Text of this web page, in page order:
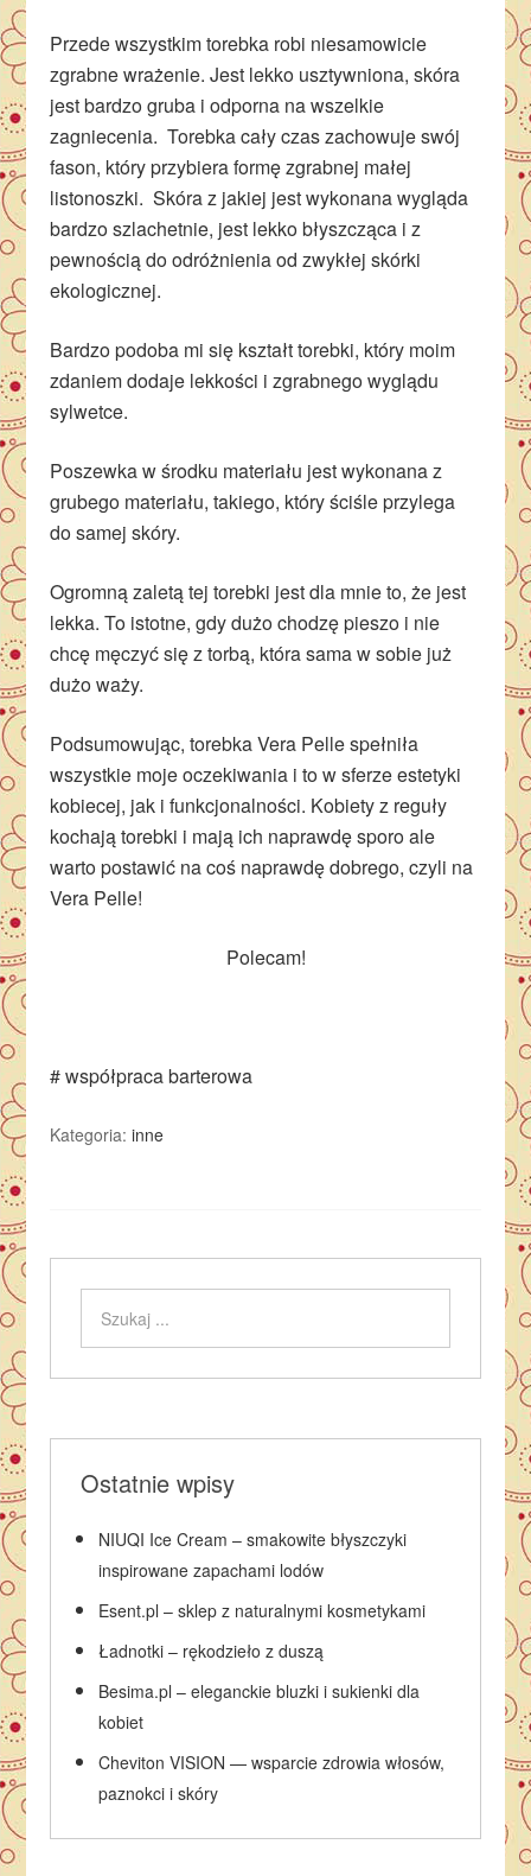
Przede wszystkim torebka robi niesamowicie
zgrabne wrażenie. Jest lekko usztywniona, skóra
jest bardzo gruba i odporna na wszelkie
zagniecenia. Torebka cały czas zachowuje swój
fason, który przybiera formę zgrabnej małej
listonoszki. Skóra z jakiej jest wykonana wygląda
bardzo szlachetnie, jest lekko błyszcząca i z
pewnością do odróżnienia od zwykłej skórki
ekologicznej.
Bardzo podoba mi się kształt torebki, który moim
zdaniem dodaje lekkości i zgrabnego wyglądu
sylwetce.
Poszewka w środku materiału jest wykonana z
grubego materiału, takiego, który ściśle przylega
do samej skóry.
Ogromną zaletą tej torebki jest dla mnie to, że jest
lekka. To istotne, gdy dużo chodzę pieszo i nie
chcę męczyć się z torbą, która sama w sobie już
dużo waży.
Podsumowując, torebka Vera Pelle spełniła
wszystkie moje oczekiwania i to w sferze estetyki
kobiecej, jak i funkcjonalności. Kobiety z reguły
kochają torebki i mają ich naprawdę sporo ale
warto postawić na coś naprawdę dobrego, czyli na
Vera Pelle!
Polecam!
# współpraca barterowa
Kategoria:inne
Ostatnie wpisy
NIUQI Ice Cream – smakowite błyszczyki
inspirowane zapachami lodów
Esent.pl – sklep z naturalnymi kosmetykami
Ładnotki – rękodzieło z duszą
Besima.pl – eleganckie bluzki i sukienki dla
kobiet
Cheviton VISION — wsparcie zdrowia włosów,
paznokci i skóry